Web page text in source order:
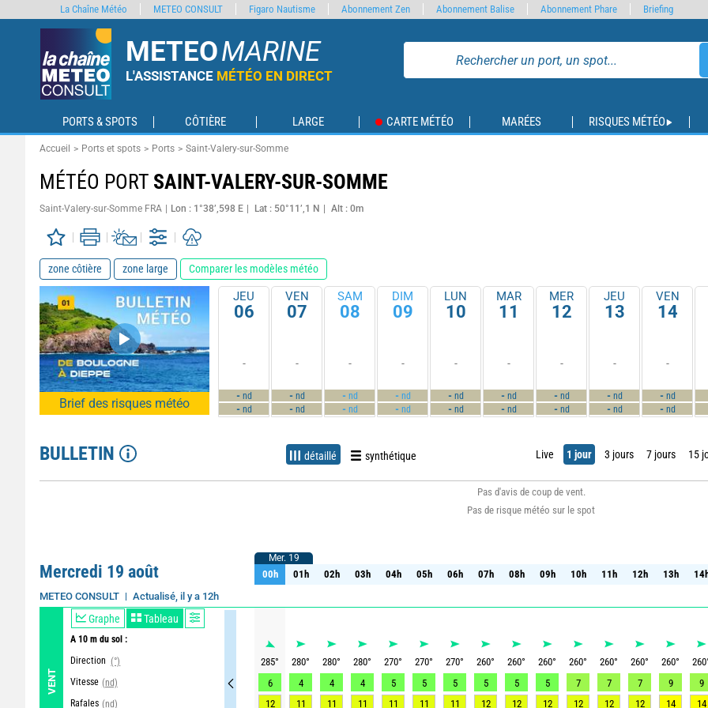
METEOMARINE
L'ASSISTANCE MÉTÉO EN DIRECT
PORTS & SPOTS CÔTIÈRE LARGE CARTE MÉTÉO MARÉES RISQUES MÉTÉO
Accueil Ports et spots Ports Saint-Valery-sur-Somme
MÉTÉO PORT SAINT-VALERY-SUR-SOMME
Saint-Valery-sur-Somme FRA Lon : 1°38’,598 E Lat : 50°11’,1 N Alt : 0m
zone côtière zone large Comparer les modèles météo
Brief des risques météo
JEU
06
-
-nd
-nd
VEN
07
-
-nd
-nd
SAM
08
-
- nd
- nd
DIM
09
-
- nd
- nd
LUN
10
-
-nd
-nd
MAR
11
-
-nd
-nd
MER
12
-
-nd
-nd
JEU
13
-
-nd
-nd
VEN
14
-
-nd
-nd
BULLETIN détaillé synthétique Live 1 jour 3 jours 7 jours 15
Pas d'avis de coup de vent.
Pas de risque météo sur le spot
Mercredi 19 août
METEO CONSULT Actualisé, il y a 12h
VENT
Graphe Tableau
A 10 m du sol :
Direction (°)
Vitesse (nd)
Rafales (nd)
Mer. 19
00h 01h 02h 03h 04h 05h 06h 07h 08h 09h 10h 11h 12h 13h
Mer. 19
00h 01h 02h 03h 04h 05h 06h 07h 08h 09h 10h 11h 12h 13h 14h
285° 280° 280° 280° 270° 270° 270° 260° 260° 260° 260° 260° 260° 260° 260
6
4 4 4 5 5 5 5 5 5 7 7 7 9 9
12
11 11 11 11 11 11 12 12 12 12 12 12 14 14
La Chaîne Météo METEO CONSULT Figaro Nautisme Abonnement Zen Abonnement Balise Abonnement Phare Briefing